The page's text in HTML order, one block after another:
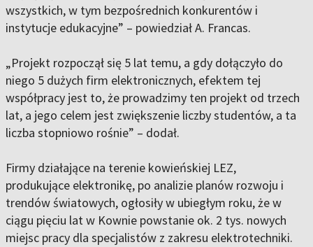
wszystkich, w tym bezpośrednich konkurentów i
instytucje edukacyjne” – powiedział A. Francas.
„Projekt rozpoczął się 5 lat temu, a gdy dołączyło do
niego 5 dużych firm elektronicznych, efektem tej
współpracy jest to, że prowadzimy ten projekt od trzech
lat, a jego celem jest zwiększenie liczby studentów, a ta
liczba stopniowo rośnie” – dodał.
Firmy działające na terenie kowieńskiej LEZ,
produkujące elektronikę, po analizie planów rozwoju i
trendów światowych, ogłosiły w ubiegłym roku, że w
ciągu pięciu lat w Kownie powstanie ok. 2 tys. nowych
miejsc pracy dla specjalistów z zakresu elektrotechniki.